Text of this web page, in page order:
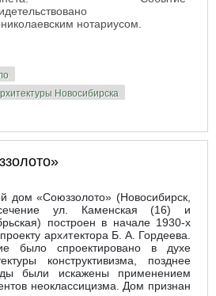
нотариусом.
Новосибирска
дом «Союззолото» (Новосибирск,
ул. Каменская (16) и
построен в начале 1930-х
проекту архитектора Б. А. Гордеева.
было спроектировано в духе
конструктивизма, позднее
были искажены применением
неоклассицизма. Дом признан